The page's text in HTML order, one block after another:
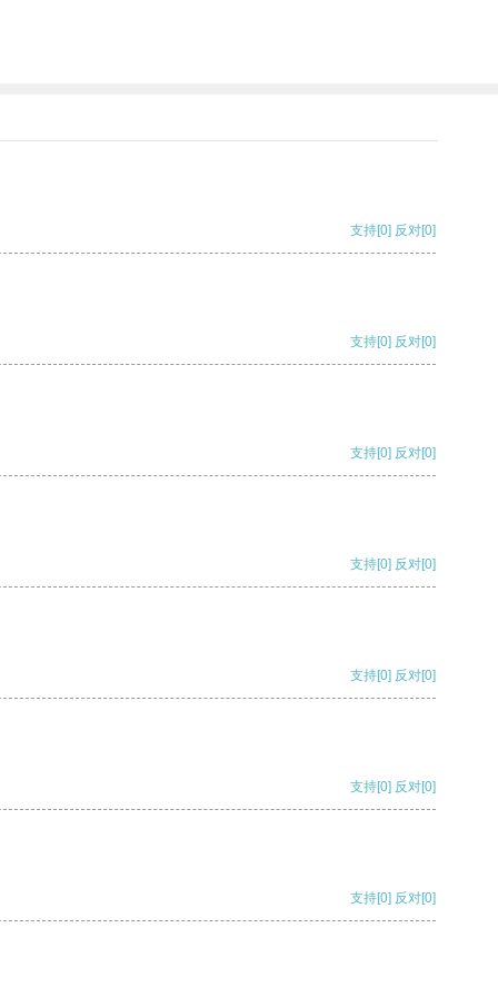
支持[0] 反对[0]
支持[0] 反对[0]
支持[0] 反对[0]
支持[0] 反对[0]
支持[0] 反对[0]
支持[0] 反对[0]
支持[0] 反对[0]